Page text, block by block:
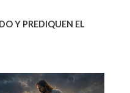
Y PREDIQUEN EL